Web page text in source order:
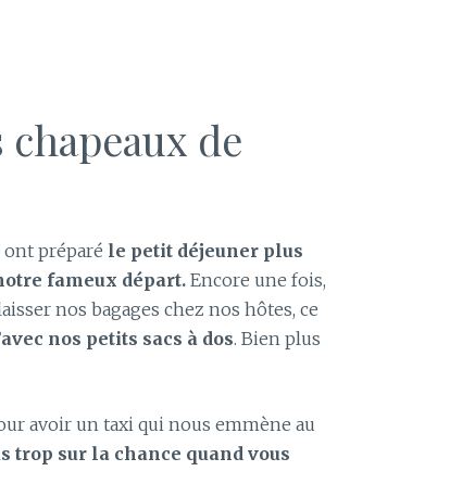
de
ont préparé le petit déjeuner plus
fameux départ.Encore une fois,
nos bagages chez nos hôtes, ce
nos petits sacs à dos. Bien plus
avoir un taxi qui nous emmène au
trop sur la chance quand vous